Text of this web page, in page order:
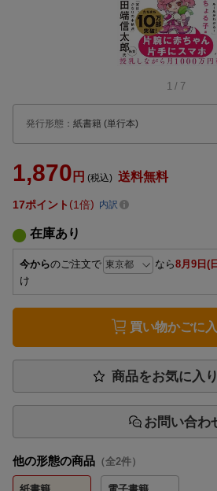
1 / 7
発行形態 ： 紙書籍 (単行本)
1,870 円 (税込) 送料無料
17ポイント 1倍 内訳
在庫あり
今からのご注文で なら8月9日(
け
買い物かごに
商品をお気に入
お問い合わ
他の形態の商品 （全2件）